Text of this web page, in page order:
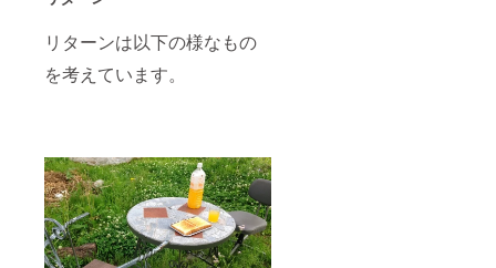
リターンは以下の様なもの
を考えています。